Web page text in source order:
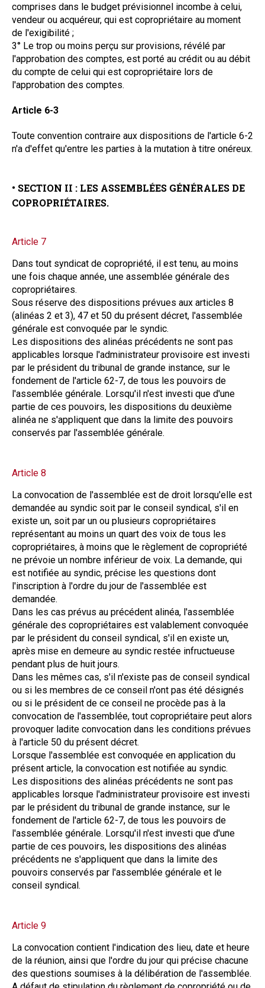
comprises dans le budget prévisionnel incombe à celui,
vendeur ou acquéreur, qui est copropriétaire au moment
de l'exigibilité ;
3° Le trop ou moins perçu sur provisions, révélé par
l'approbation des comptes, est porté au crédit ou au débit
du compte de celui qui est copropriétaire lors de
l'approbation des comptes.
Article 6-3
Toute convention contraire aux dispositions de l'article 6-2
n'a d'effet qu'entre les parties à la mutation à titre onéreux.
• SECTION II : LES ASSEMBLÉES GÉNÉRALES DE
COPROPRIÉTAIRES.
Article 7
Dans tout syndicat de copropriété, il est tenu, au moins
une fois chaque année, une assemblée générale des
copropriétaires.
Sous réserve des dispositions prévues aux articles 8
(alinéas 2 et 3), 47 et 50 du présent décret, l'assemblée
générale est convoquée par le syndic.
Les dispositions des alinéas précédents ne sont pas
applicables lorsque l'administrateur provisoire est investi
par le président du tribunal de grande instance, sur le
fondement de l'article 62-7, de tous les pouvoirs de
l'assemblée générale. Lorsqu'il n'est investi que d'une
partie de ces pouvoirs, les dispositions du deuxième
alinéa ne s'appliquent que dans la limite des pouvoirs
conservés par l'assemblée générale.
Article 8
La convocation de l'assemblée est de droit lorsqu'elle est
demandée au syndic soit par le conseil syndical, s'il en
existe un, soit par un ou plusieurs copropriétaires
représentant au moins un quart des voix de tous les
copropriétaires, à moins que le règlement de copropriété
ne prévoie un nombre inférieur de voix. La demande, qui
est notifiée au syndic, précise les questions dont
l'inscription à l'ordre du jour de l'assemblée est
demandée.
Dans les cas prévus au précédent alinéa, l'assemblée
générale des copropriétaires est valablement convoquée
par le président du conseil syndical, s'il en existe un,
après mise en demeure au syndic restée infructueuse
pendant plus de huit jours.
Dans les mêmes cas, s'il n'existe pas de conseil syndical
ou si les membres de ce conseil n'ont pas été désignés
ou si le président de ce conseil ne procède pas à la
convocation de l'assemblée, tout copropriétaire peut alors
provoquer ladite convocation dans les conditions prévues
à l'article 50 du présent décret.
Lorsque l'assemblée est convoquée en application du
présent article, la convocation est notifiée au syndic.
Les dispositions des alinéas précédents ne sont pas
applicables lorsque l'administrateur provisoire est investi
par le président du tribunal de grande instance, sur le
fondement de l'article 62-7, de tous les pouvoirs de
l'assemblée générale. Lorsqu'il n'est investi que d'une
partie de ces pouvoirs, les dispositions des alinéas
précédents ne s'appliquent que dans la limite des
pouvoirs conservés par l'assemblée générale et le
conseil syndical.
Article 9
La convocation contient l'indication des lieu, date et heure
de la réunion, ainsi que l'ordre du jour qui précise chacune
des questions soumises à la délibération de l'assemblée.